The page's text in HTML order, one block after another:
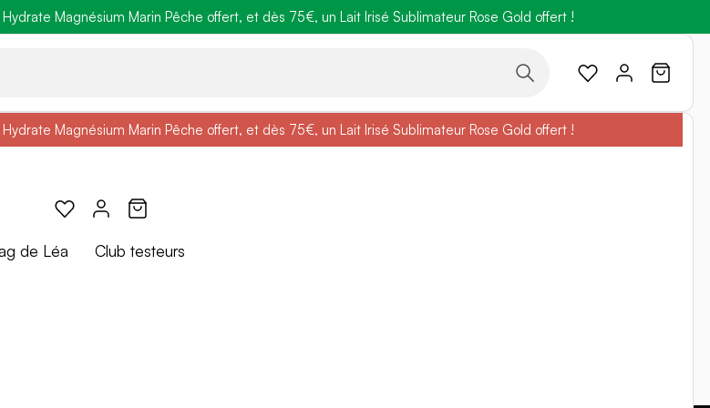
+ Livraison offertedès 30€ d'achat avec le codeBELLEBIO
:-40% sur une sélection de produits
Magnésium Marin Pêche offert, et dès 75€, un Lait Irisé Sublimateur Rose Gold offert !
+ Livraison offertedès 30€ d'achat avec le codeBELLEBIO
:-40% sur une sélection de produits
Magnésium Marin Pêche offert, et dès 75€, un Lait Irisé Sublimateur Rose Gold offert !
de Léa
Club testeurs